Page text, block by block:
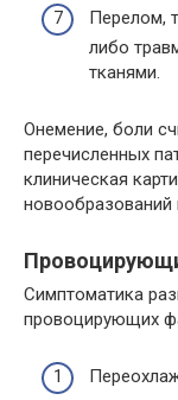
Перелом,
либо
тканями.
Онемение, боли
перечисленных
клиническая
новообразований
Симптоматика
провоцирующих